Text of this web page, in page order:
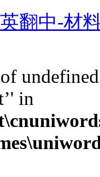
翻中-材
in